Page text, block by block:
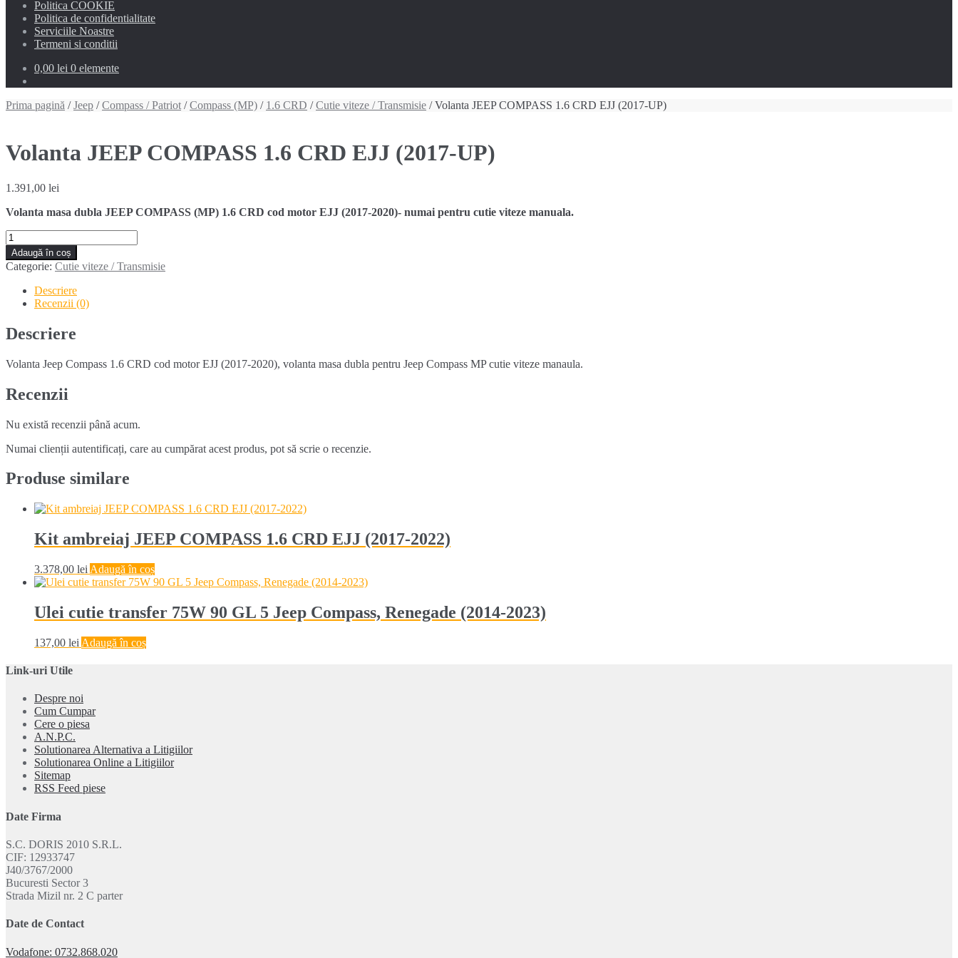
Politica COOKIE
Politica de confidentialitate
Serviciile Noastre
Termeni si conditii
0,00 lei 0 elemente
Prima pagină /Jeep /Compass / Patriot /Compass (MP) / 1.6 CRD /Cutie viteze / Transmisie / Volanta JEEP COMPASS 1.6 CRD EJJ (2017-UP)
Volanta JEEP COMPASS 1.6 CRD EJJ (2017-UP)
1.391,00 lei
Volanta masa dubla JEEP COMPASS (MP) 1.6 CRD cod motor EJJ (2017-2020)- numai pentru cutie viteze manuala.
Cantitate
Volanta
JEEP
COMPASS
CRD
(2017-
UP)
Adaugă în coș
Categorie: Cutie viteze / Transmisie
Descriere
Recenzii (0)
Descriere
Volanta Jeep Compass 1.6 CRD cod motor EJJ (2017-2020), volanta masa dubla pentru Jeep Compass MP cutie viteze manaula.
Recenzii
Nu există recenzii până acum.
Numai clienții autentificați, care au cumpărat acest produs, pot să scrie o recenzie.
Produse similare
Kit ambreiaj JEEP COMPASS 1.6 CRD EJJ (2017-2022)
3.378,00 lei Adaugă în coș
Ulei cutie transfer 75W 90 GL 5 Jeep Compass, Renegade (2014-2023)
137,00 lei Adaugă în coș
Link-uri Utile
Despre noi
Cum Cumpar
Cere o piesa
A.N.P.C.
Solutionarea Alternativa a Litigiilor
Solutionarea Online a Litigiilor
Sitemap
RSS Feed piese
Date Firma
S.C. DORIS 2010 S.R.L.
CIF: 12933747
J40/3767/2000
Bucuresti Sector 3
Strada Mizil nr. 2 C parter
Date de Contact
Vodafone: 0732.868.020